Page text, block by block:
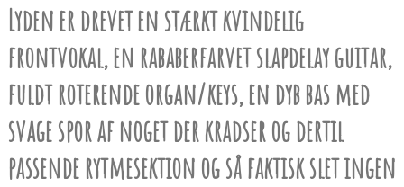
Lyden er drevet en stærkt kvindelig
frontvokal, en rababerfarvet slapdelay guitar,
fuldt roterende organ/keys, en dyb bas med
svage spor af noget der kradser og dertil
passende rytmesektion og så faktisk slet ingen